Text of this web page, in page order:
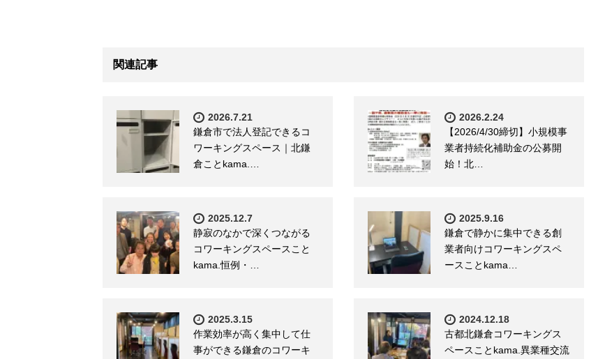
関連記事
2026.7.21
鎌倉市で法人登記できるコ
ワーキングスペース｜北鎌
倉ことkama.…
2026.2.24
【2026/4/30締切】小規模事
業者持続化補助金の公募開
始！北…
2025.12.7
静寂のなかで深くつながる
コワーキングスペースこと
kama.恒例・…
2025.9.16
鎌倉で静かに集中できる創
業者向けコワーキングスペ
ースことkama…
2025.3.15
作業効率が高く集中して仕
事ができる鎌倉のコワーキ
2024.12.18
古都北鎌倉コワーキングス
ペースことkama.異業種交流